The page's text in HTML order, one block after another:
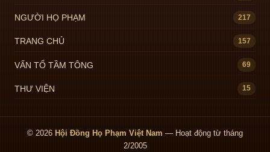
NGƯỜI HỌ PHẠM 217
TRANG CHỦ 157
VẤN TỔ TẦM TÔNG 69
THƯ VIỆN 15
© 2026 Hội Đồng Họ Phạm Việt Nam — Hoạt động từ tháng
2/2005